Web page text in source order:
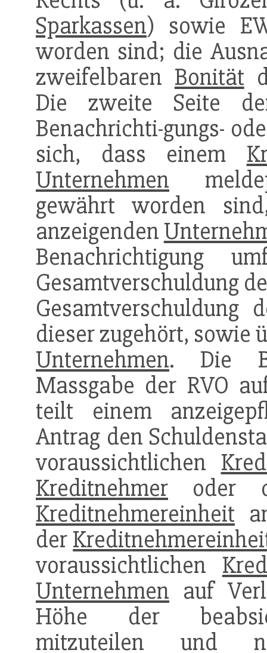
Sparkassen) sowie
worden sind; die
zweifelbaren Bonität
Die zweite Seite
Benachrichti-gungs-
sich, dass einem
Unternehmen
gewährt worden
anzeigenden
Benachrichtigung
Gesamtverschuldung
Gesamtverschuldung
dieser zugehört, sowie
Unternehmen. Die
Massgabe der RVO
teilt einem
Antrag den
voraussichtlichen
Kreditnehmer oder
Kreditnehmereinheit
der
voraussichtlichen
Unternehmen auf
Höhe der
mitzuteilen und